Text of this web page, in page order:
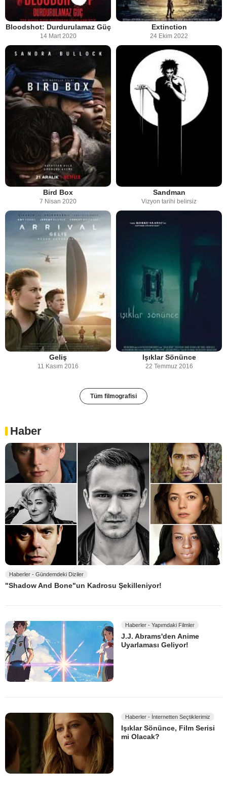
Bloodshot: Durdurulamaz Güç
14 Mart 2020
Extinction
24 Ekim 2022
Bird Box
7 Nisan 2020
Sandman
Vizyon tarihi belirsiz
Geliş
11 Kasım 2016
Işıklar Sönünce
22 Temmuz 2016
Tüm filmografisi
Haber
Haberler - Gündemdeki Diziler
"Shadow And Bone"un Kadrosu Şekilleniyor!
Haberler - Yapımdaki Filmler
J.J. Abrams'den Anime
Uyarlaması Geliyor!
Haberler - İnternetten Seçtiklerimiz
Işıklar Sönünce, Film Serisi
mi Olacak?